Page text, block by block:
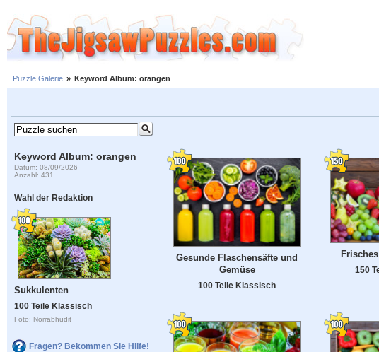
Puzzle Galerie » Keyword Album: orangen
Keyword Album: orangen
Datum: 08/09/2026
Anzahl: 431
Wahl der Redaktion
Sukkulenten
100 Teile Klassisch
Foto: Norrabhudit
Fragen? Bekommen Sie Hilfe!
Gesunde Flaschensäfte und
Gemüse
100 Teile Klassisch
150